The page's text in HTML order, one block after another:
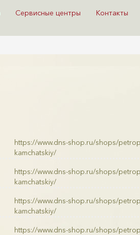
Сервисные центры Контакты
https://www.dns-shop.ru/shops/
kamchatskiy/
https://www.dns-shop.ru/shops/
kamchatskiy/
https://www.dns-shop.ru/shops/
kamchatskiy/
https://www.dns-shop.ru/shops/